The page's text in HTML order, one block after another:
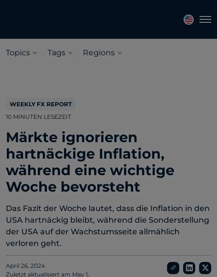
Topics Tags Regions
WEEKLY FX REPORT
10 MINUTEN LESEZEIT
Märkte ignorieren
hartnäckige Inflation,
während eine wichtige
Woche bevorsteht
Das Fazit der Woche lautet, dass die Inflation in den
USA hartnäckig bleibt, während die Sonderstellung
der USA auf der Wachstumsseite allmählich
verloren geht.
April 26, 2024
Zuletzt aktualisiert am May 1,